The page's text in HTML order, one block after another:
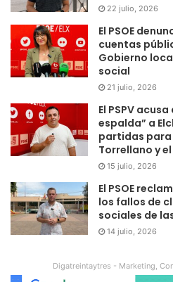
22 julio, 2026
El PSOE
cuentas
Gobierno
social
21 julio, 2026
El PSPV
espalda” a
partidas para
Torrellano y
15 julio, 2026
El PSOE
los fallos de
sociales de
14 julio, 2026
Digatreintaytres - Marketing,